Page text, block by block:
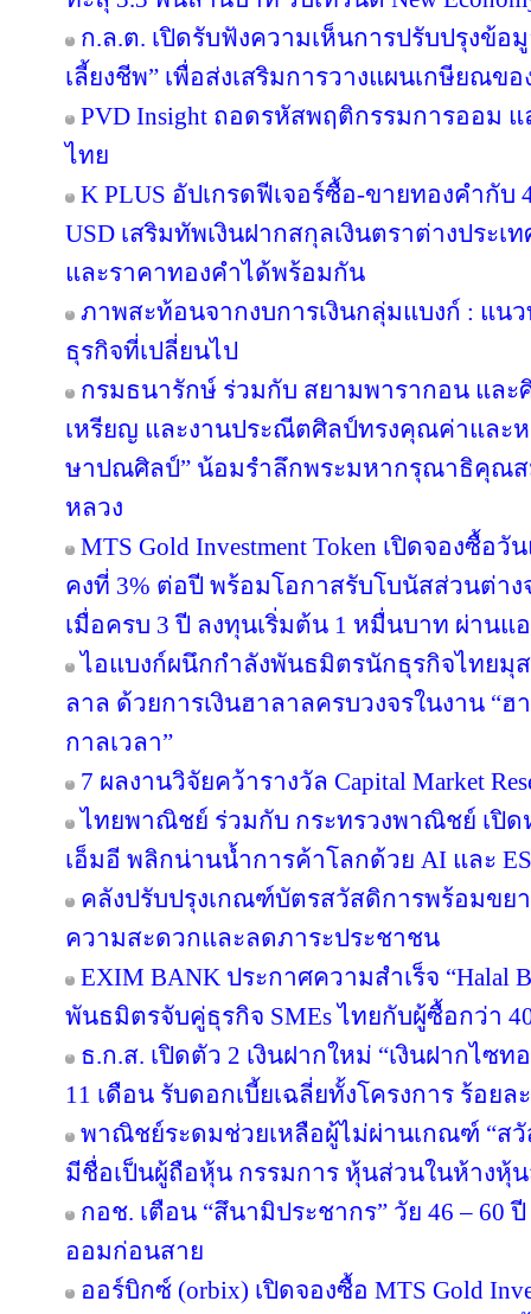
ก.ล.ต. เปิดรับฟังความเห็นการปรับปรุงข้อ
เลี้ยงชีพ” เพื่อส่งเสริมการวางแผนเกษียณข
PVD Insight ถอดรหัสพฤติกรรมการออม
ไทย
K PLUS อัปเกรดฟีเจอร์ซื้อ-ขายทองคำกับ
USD เสริมทัพเงินฝากสกุลเงินตราต่างประเ
และราคาทองคำได้พร้อมกัน
ภาพสะท้อนจากงบการเงินกลุ่มแบงก์ : แ
ธุรกิจที่เปลี่ยนไป
กรมธนารักษ์ ร่วมกับ สยามพารากอน แล
เหรียญ และงานประณีตศิลป์ทรงคุณค่าและ
ษาปณศิลป์” น้อมรำลึกพระมหากรุณาธิคุณ
หลวง
MTS Gold Investment Token เปิดจองซื้อ
คงที่ 3% ต่อปี พร้อมโอกาสรับโบนัสส่วนต่า
เมื่อครบ 3 ปี ลงทุนเริ่มต้น 1 หมื่นบาท ผ่านแ
ไอแบงก์ผนึกกำลังพันธมิตรนักธุรกิจไทยมุ
ลาล ด้วยการเงินฮาลาลครบวงจรในงาน “
กาลเวลา”
7 ผลงานวิจัยคว้ารางวัล Capital Market
ไทยพาณิชย์ ร่วมกับ กระทรวงพาณิชย์ เปิด
เอ็มอี พลิกน่านน้ำการค้าโลกด้วย AI และ
คลังปรับปรุงเกณฑ์บัตรสวัสดิการพร้อมขย
ความสะดวกและลดภาระประชาชน
EXIM BANK ประกาศความสำเร็จ “Halal
พันธมิตรจับคู่ธุรกิจ SMEs ไทยกับผู้ซื้อกว่า
ธ.ก.ส. เปิดตัว 2 เงินฝากใหม่ “เงินฝากไซท
11 เดือน รับดอกเบี้ยเฉลี่ยทั้งโครงการ ร้อยล
พาณิชย์ระดมช่วยเหลือผู้ไม่ผ่านเกณฑ์ “ส
มีชื่อเป็นผู้ถือหุ้น กรรมการ หุ้นส่วนในห้างหุ้
กอช. เตือน “สึนามิประชากร” วัย 46 – 60
ออมก่อนสาย
ออร์บิกซ์ (orbix) เปิดจองซื้อ MTS Gold